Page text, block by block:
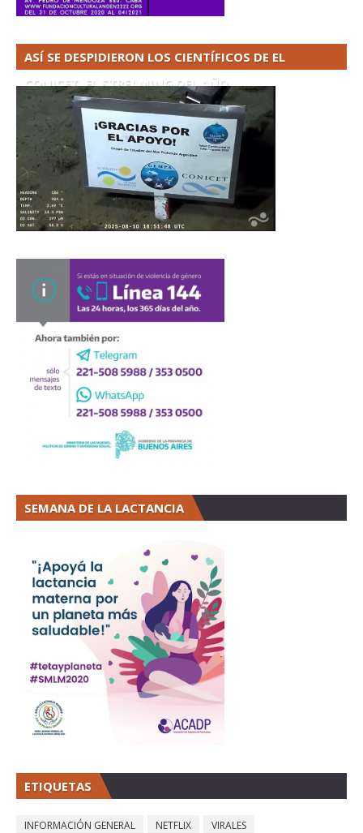
ASÍ SE DESPIDIERON LOS CIENTÍFICOS DE EL
CONICET. EL STREAMING DEL AÑO
SEMANA DE LA LACTANCIA
ETIQUETAS
INFORMACIÓN GENERAL NETFLIX VIRALES